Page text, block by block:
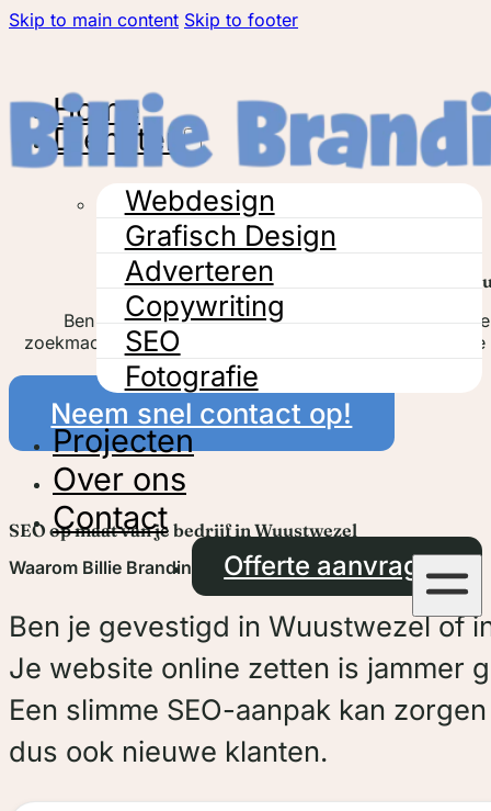
Skip to main content Skip to footer
Home
Diensten
Webdesign
Grafisch Design
Adverteren
Copywriting
SEO
Fotografie
Projecten
Over ons
Contact
Offerte aanvragen
SEO in
Ben je op zoek naar een SEO partner in
zoekmachineoptimalisatie (SEO) waardoor je je
Neem snel contact op!
SEO op maat van je bedrijf in Wuustwezel
Waarom Billie Branding?
Ben je gevestigd in Wuustwezel of
Je website online zetten is jammer
Een slimme SEO-aanpak kan
dus ook nieuwe klanten.